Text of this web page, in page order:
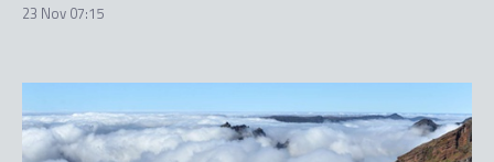
23 Nov 07:15